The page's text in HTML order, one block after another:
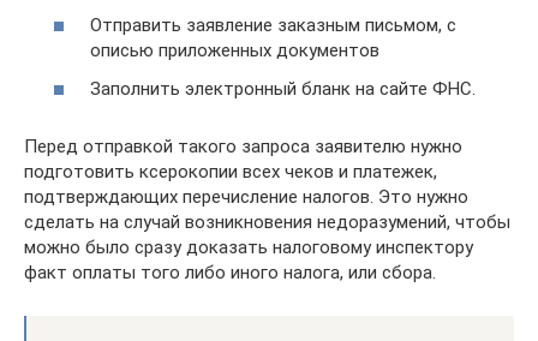
Отправить заявление заказным письмом, с
описью приложенных документов
Заполнить электронный бланк на сайте ФНС.
Перед отправкой такого запроса заявителю нужно
подготовить ксерокопии всех чеков и платежек,
подтверждающих перечисление налогов. Это нужно
сделать на случай возникновения недоразумений, чтобы
можно было сразу доказать налоговому инспектору
факт оплаты того либо иного налога, или сбора.